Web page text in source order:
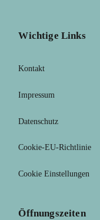
Wichtige Links
Kontakt
Impressum
Datenschutz
Cookie-EU-Richtlinie
Cookie Einstellungen
Öffnungszeiten